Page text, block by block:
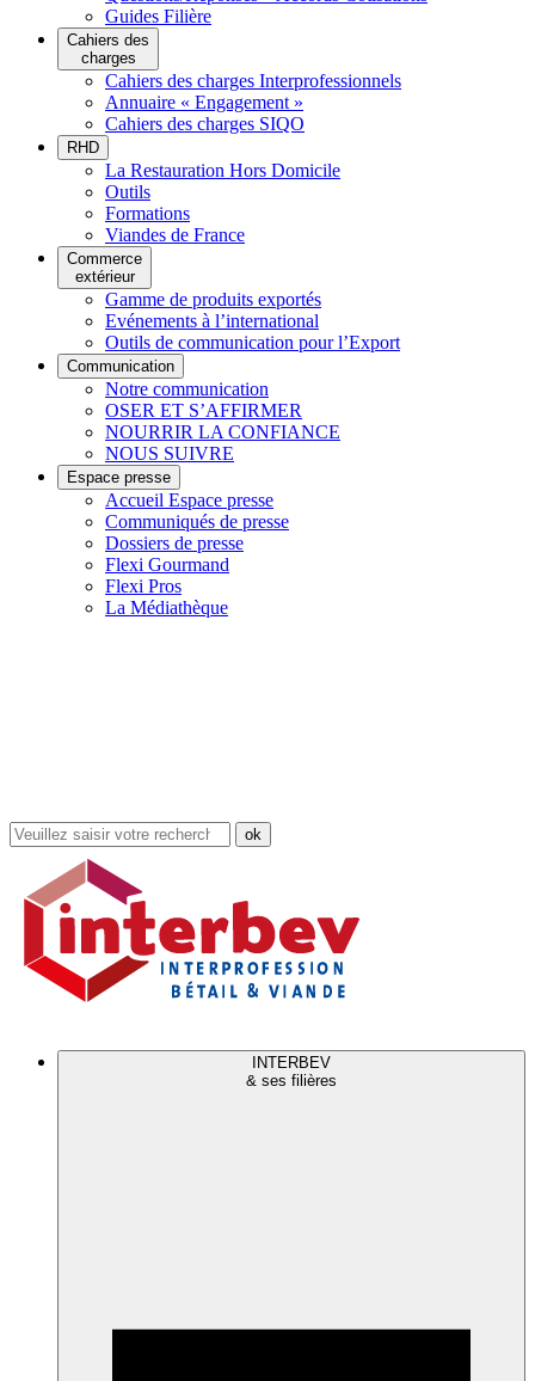
Guides Filière
Cahiers des
charges
Cahiers des charges Interprofessionnels
Annuaire « Engagement »
Cahiers des charges SIQO
RHD
La Restauration Hors Domicile
Outils
Formations
Viandes de France
Commerce
extérieur
Gamme de produits exportés
Evénements à l’international
Outils de communication pour l’Export
Communication
Notre communication
OSER ET S’AFFIRMER
NOURRIR LA CONFIANCE
NOUS SUIVRE
Espace presse
Accueil Espace presse
Communiqués de presse
Dossiers de presse
Flexi Gourmand
Flexi Pros
La Médiathèque
Rechercher
dans
site
INTERBEV
& ses filières